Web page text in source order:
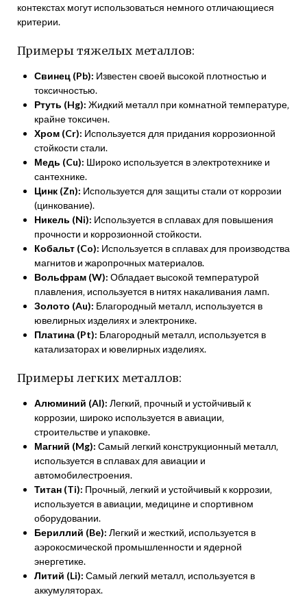
контекстах могут использоваться немного отличающиеся
критерии.
Примеры тяжелых металлов:
Свинец (Pb): Известен своей высокой плотностью и
токсичностью.
Ртуть (Hg): Жидкий металл при комнатной температуре‚
крайне токсичен.
Хром (Cr): Используется для придания коррозионной
стойкости стали.
Медь (Cu): Широко используется в электротехнике и
сантехнике.
Цинк (Zn): Используется для защиты стали от коррозии
(цинкование).
Никель (Ni): Используется в сплавах для повышения
прочности и коррозионной стойкости.
Кобальт (Co): Используется в сплавах для производства
магнитов и жаропрочных материалов.
Вольфрам (W): Обладает высокой температурой
плавления‚ используется в нитях накаливания ламп.
Золото (Au): Благородный металл‚ используется в
ювелирных изделиях и электронике.
Платина (Pt): Благородный металл‚ используется в
катализаторах и ювелирных изделиях.
Примеры легких металлов:
Алюминий (Al): Легкий‚ прочный и устойчивый к
коррозии‚ широко используется в авиации‚
строительстве и упаковке.
Магний (Mg): Самый легкий конструкционный металл‚
используется в сплавах для авиации и
автомобилестроения.
Титан (Ti): Прочный‚ легкий и устойчивый к коррозии‚
используется в авиации‚ медицине и спортивном
оборудовании.
Бериллий (Be): Легкий и жесткий‚ используется в
аэрокосмической промышленности и ядерной
энергетике.
Литий (Li): Самый легкий металл‚ используется в
аккумуляторах.